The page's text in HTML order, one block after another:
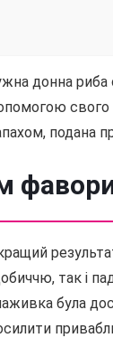
донна риба
подана
так і
була